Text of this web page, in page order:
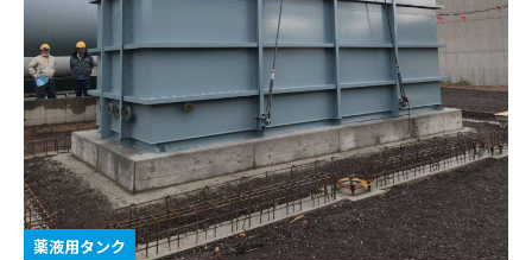
薬液用タンク